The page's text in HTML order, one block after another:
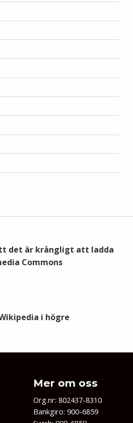
det är krångligt att ladda
Commons
i högre
Mer om oss
Org.nr: 802437-8310
Bankgiro: 900-6859